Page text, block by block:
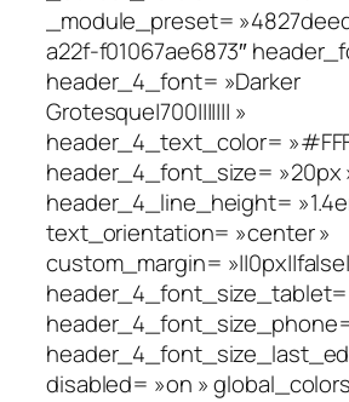
_module_preset=
a22f-f01067ae6873″
header_4_font= »Darker
Grotesque|700||||||| »
header_4_text_color=
header_4_font_size= »20px
header_4_line_height=
text_orientation= »center »
custom_margin=
header_4_font_size_tablet=
disabled= »on »